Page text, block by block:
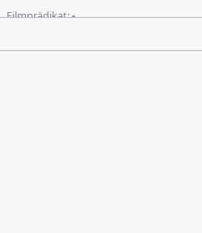
Filmprädikat:-